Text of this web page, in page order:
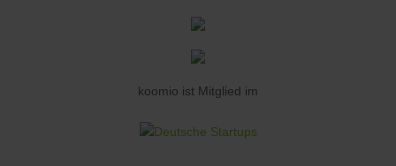
koomio ist Mitglied im